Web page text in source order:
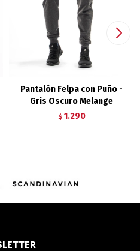
Pantalón Felpa con Puño -
Gris Oscuro Melange
$ 1.290